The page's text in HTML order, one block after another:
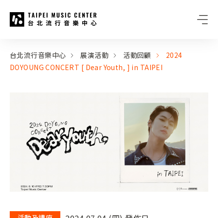
:::
台北流行音樂中心 展演活動 活動回顧
2024
DOYOUNG CONCERT [ Dear Youth, ] in TAIPEI